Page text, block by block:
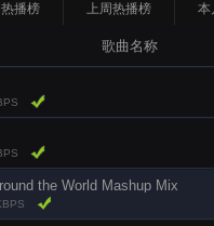
播榜 上周热播榜 本
歌曲名称
the World Mashup Mix